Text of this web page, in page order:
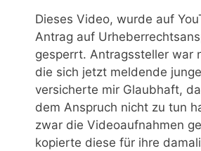
Dieses Video, wurde auf
Antrag auf
gesperrt. Antragssteller war
die sich jetzt meldende
versicherte mir Glaubhaft,
dem Anspruch nicht zu tun
zwar die Videoaufnahmen
kopierte diese für ihre